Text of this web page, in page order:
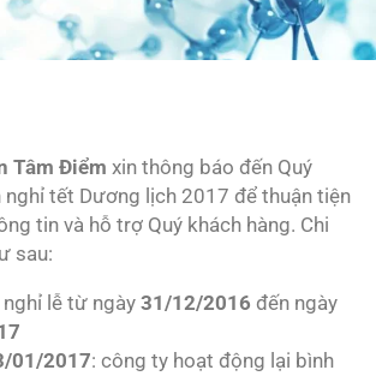
Tâm Điểm xin thông báo đến Quý
nghỉ tết Dương lịch 2017 để thuận tiện
tin và hỗ trợ Quý khách hàng. Chi
sau:
lễ từ ngày 31/12/2016 đến ngày
01/2017: công ty hoạt động lại bình